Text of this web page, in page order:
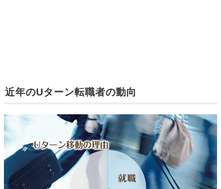
近年のUターン転職者の動向